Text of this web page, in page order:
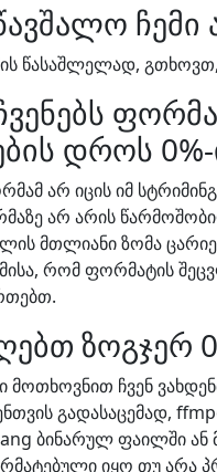
ჩემი
წასაშლელად, გთხოვთ,
დროს 0%-
არ იცის იმ
არ არის
მთლიანი ზომა
რომ ფორმატის
ზოგჯერ
მოთხოვნით ჩვენ
გადასაცემად,
ბინარულ ფაილში ან
იყო თუ არა